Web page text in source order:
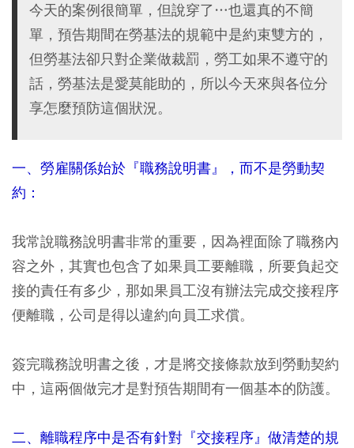
今天的案例很簡單，但說穿了…也還真的不簡
單，預告期間在勞基法的規範中是約束雙方的，
但勞基法卻只對企業做裁罰，勞工如果不遵守的
話，勞基法是愛莫能助的，所以今天來與各位分
享怎麼預防這個狀況。
一、勞雇關係始於『職務說明書』，而不是勞動契
約：
我常說職務說明書非常的重要，因為裡面除了職務內
容之外，其實也包含了如果員工要離職，所要負起交
接的責任有多少，那如果員工沒有辦法完成交接程序
便離職，公司是得以違約向員工求償。
簽完職務說明書之後，才是將交接條款放到勞動契約
中，這兩個做完才是對預告期間有一個基本的防護。
二、離職程序中是否有針對『交接程序』做清楚的規